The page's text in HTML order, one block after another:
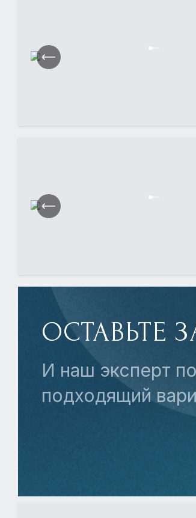
ОСТАВЬТЕ
И наш эксперт
подходящий